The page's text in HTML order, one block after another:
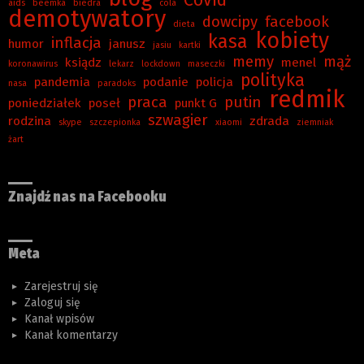
aids beemka biedra cola
demotywatory dieta dowcipy facebook
humor inflacja janusz jasiu kartki kasa kobiety
koronawirus ksiądz lekarz lockdown maseczki memy menel mąż
nasa pandemia paradoks podanie policja polityka
poniedziałek poseł praca punkt G putin redmik
rodzina skype szczepionka szwagier xiaomi zdrada
ziemniak
żart
Znajdź nas na Facebooku
Meta
Zarejestruj się
Zaloguj się
Kanał wpisów
Kanał komentarzy